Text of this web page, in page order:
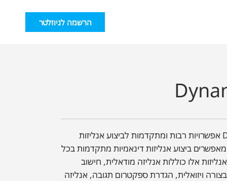
הרשמה לניוזלטר
לסופיסטיק Dynamic Analysis אפשרויות רבות ומתקדמות לביצוע אנליזות
מאפשרים ביצוע אנליזות דינאמיות מתקדמות בכל
אלו כוללות אנליזה מודאלית, חישוב
ויזואלית, הגדרת ספקטרום תגובה, אנליזה